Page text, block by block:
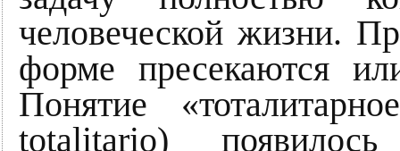
человеческой жизни.
форме пресекаются
Понятие
totalitario)